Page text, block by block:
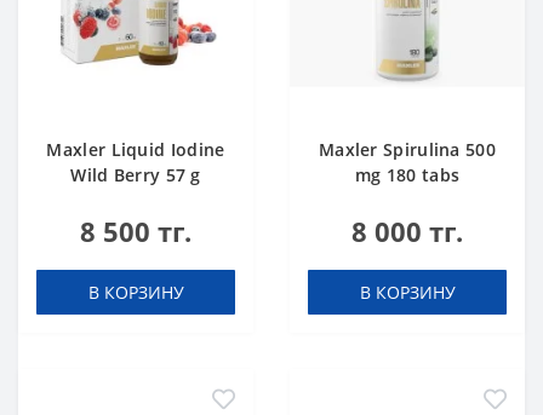
Maxler Liquid Iodine
Wild Berry 57 g
8 500 тг.
В КОРЗИНУ
Maxler Spirulina 500
mg 180 tabs
8 000 тг.
В КОРЗИНУ